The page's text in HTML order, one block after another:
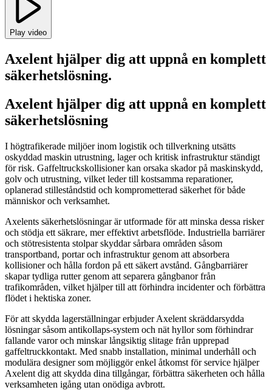
Play video
Axelent hjälper dig att uppnå en komplett
säkerhetslösning.
Axelent hjälper dig att uppnå en komplett
säkerhetslösning
I högtrafikerade miljöer inom logistik och tillverkning utsätts
oskyddad maskin utrustning, lager och kritisk infrastruktur ständigt
för risk. Gaffeltruckskollisioner kan orsaka skador på maskinskydd,
golv och utrustning, vilket leder till kostsamma reparationer,
oplanerad stilleståndstid och komprometterad säkerhet för både
människor och verksamhet.
Axelents säkerhetslösningar är utformade för att minska dessa risker
och stödja ett säkrare, mer effektivt arbetsflöde. Industriella barriärer
och stötresistenta stolpar skyddar sårbara områden såsom
transportband, portar och infrastruktur genom att absorbera
kollisioner och hålla fordon på ett säkert avstånd. Gångbarriärer
skapar tydliga rutter genom att separera gångbanor från
trafikområden, vilket hjälper till att förhindra incidenter och förbättra
flödet i hektiska zoner.
För att skydda lagerställningar erbjuder Axelent skräddarsydda
lösningar såsom antikollaps-system och nät hyllor som förhindrar
fallande varor och minskar långsiktig slitage från upprepad
gaffeltruckkontakt. Med snabb installation, minimal underhåll och
modulära designer som möjliggör enkel åtkomst för service hjälper
Axelent dig att skydda dina tillgångar, förbättra säkerheten och hålla
verksamheten igång utan onödiga avbrott.